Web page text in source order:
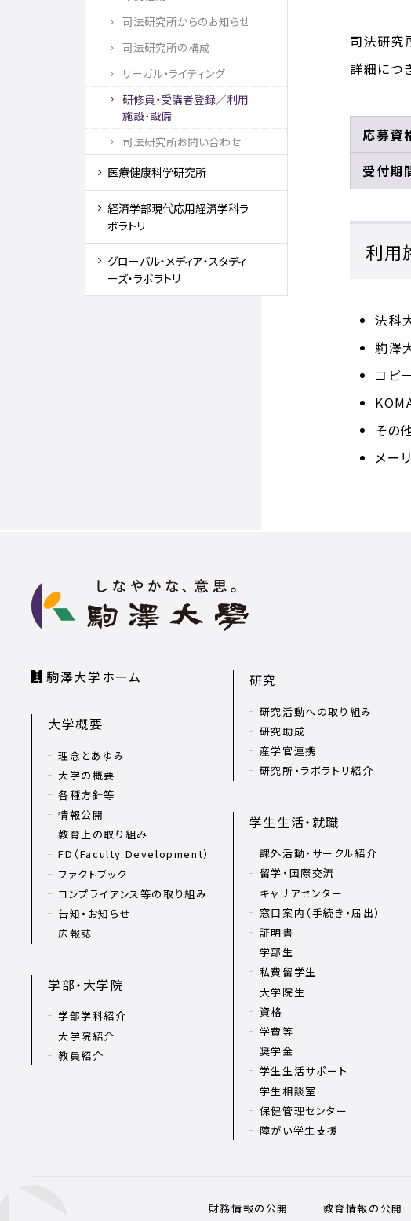
司法研究
詳細につ
応募資
受付期
利用
法科
駒澤
コピ
その
メー
司法研究所からのお知らせ
司法研究所の構成
リーガル・ライティング
研修員・受講者登録／利用
施設・設備
司法研究所お問い合わせ
医療健康科学研究所
経済学部現代応用経済学科ラ
ボラトリ
グローバル・メディア・スタディ
ーズ・ラボラトリ
駒澤大学ホーム
大学概要
理念とあゆみ
大学の概要
各種方針等
情報公開
教育上の取り組み
FD（Faculty Development）
ファクトブック
コンプライアンス等の取り組み
告知・お知らせ
広報誌
学部・大学院
学部学科紹介
大学院紹介
教員紹介
研究
研究活動への取り組み
研究助成
産学官連携
研究所・ラボラトリ紹介
学生生活・就職
課外活動・サークル紹介
留学・国際交流
キャリアセンター
窓口案内（手続き・届出）
証明書
学部生
私費留学生
大学院生
資格
学費等
奨学金
学生生活サポート
学生相談室
保健管理センター
障がい学生支援
財務情報の公開 教育情報の公開